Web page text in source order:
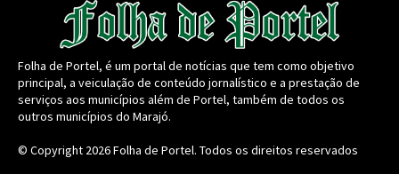
Folha de Portel, é um portal de notícias que tem como objetivo
principal, a veiculação de conteúdo jornalístico e a prestação de
serviços aos municípios além de Portel, também de todos os
outros municípios do Marajó.
© Copyright 2026Folha de Portel. Todos os direitos reservados